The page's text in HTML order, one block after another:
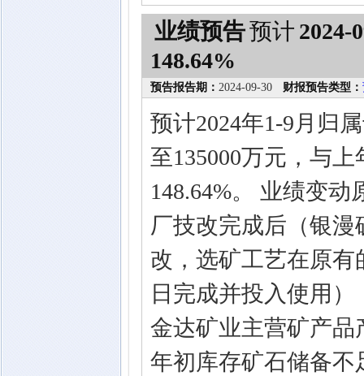
业绩预告预计 2024-
148.64%
预告报告期： 2024-09-30 财报预告类型：
预计2024年1-9月归
至135000万元，与
148.64%。 业绩变
厂技改完成后（银漫
改，选矿工艺在原有
日完成并投入使用
金达矿业主营矿产
年初库存矿石储备不